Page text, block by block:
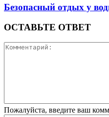
Безопасный отдых у
ОСТАВЬТЕ ОТВЕТ
Пожалуйста, введите ваш